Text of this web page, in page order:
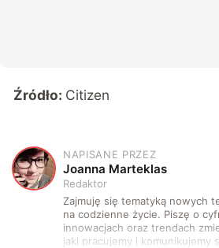
Źródło: Citizen
J
NAPISANE PRZEZ
Joanna Marteklas
Redaktor
Zajmuję się tematyką nowych
na codzienne życie. Piszę o
innowacjach oraz trendach
jaki pracujemy i komunikujemy